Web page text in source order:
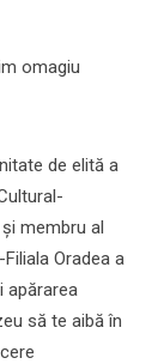
omagiu
de elită a
membru al
Oradea a
apărarea
să te aibă în